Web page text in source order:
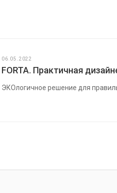
06.05.2022
FORTA. Практичная
ЭКОлогичное решение для